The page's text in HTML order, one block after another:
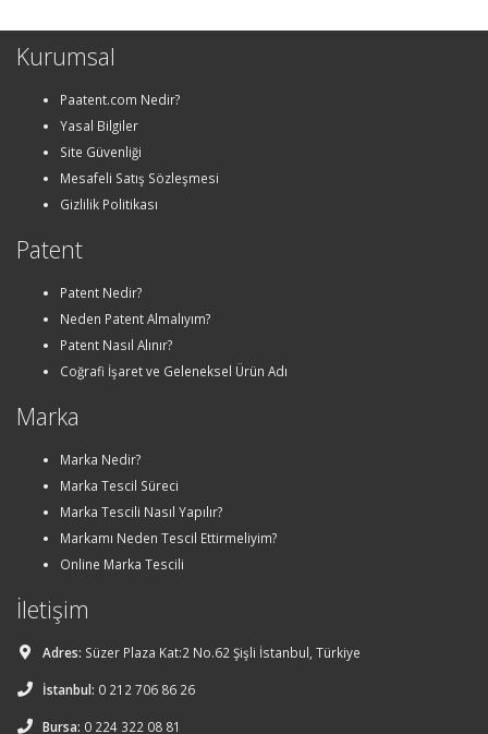
Kurumsal
Paatent.com Nedir?
Yasal Bilgiler
Site Güvenliği
Mesafeli Satış Sözleşmesi
Gizlilik Politikası
Patent
Patent Nedir?
Neden Patent Almalıyım?
Patent Nasıl Alınır?
Coğrafi İşaret ve Geleneksel Ürün Adı
Marka
Marka Nedir?
Marka Tescil Süreci
Marka Tescili Nasıl Yapılır?
Markamı Neden Tescil Ettirmeliyim?
Online Marka Tescili
İletişim
Adres: Süzer Plaza Kat:2 No.62 Şişli İstanbul, Türkiye
İstanbul: 0 212 706 86 26
Bursa: 0 224 322 08 81